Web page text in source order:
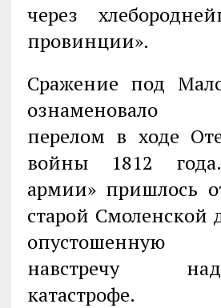
через
провинции».
Сражение под
ознаменовало
перелом в ходе
войны 1812
армии» пришлось
старой Смоленской
опустошенную
навстречу
катастрофе.